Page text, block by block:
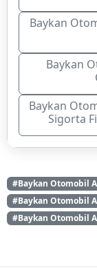
Baykan
Baykan
Baykan
Sigorta
#Baykan Otomobil
#Baykan Otomobil
#Baykan Otomobil